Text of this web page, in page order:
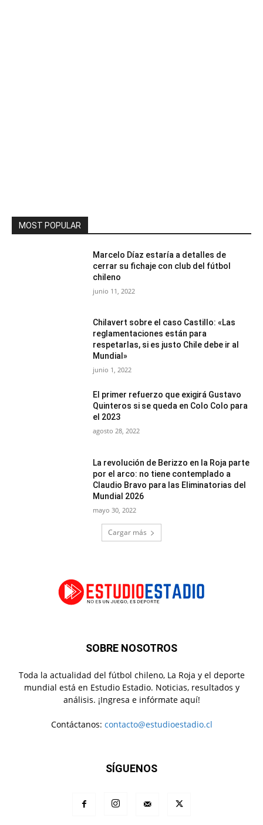
MOST POPULAR
Marcelo Díaz estaría a detalles de
cerrar su fichaje con club del fútbol
chileno
junio 11, 2022
Chilavert sobre el caso Castillo: «Las
reglamentaciones están para
respetarlas, si es justo Chile debe ir al
Mundial»
junio 1, 2022
El primer refuerzo que exigirá Gustavo
Quinteros si se queda en Colo Colo para
el 2023
agosto 28, 2022
La revolución de Berizzo en la Roja parte
por el arco: no tiene contemplado a
Claudio Bravo para las Eliminatorias del
Mundial 2026
mayo 30, 2022
Cargar más
SOBRE NOSOTROS
Toda la actualidad del fútbol chileno, La Roja y el deporte
mundial está en Estudio Estadio. Noticias, resultados y
análisis. ¡Ingresa e infórmate aquí!
Contáctanos: contacto@estudioestadio.cl
SÍGUENOS